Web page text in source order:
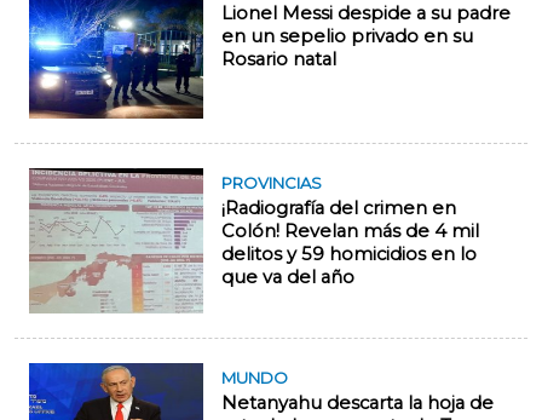
Lionel Messi despide a su padre
en un sepelio privado en su
Rosario natal
PROVINCIAS
¡Radiografía del crimen en
Colón! Revelan más de 4 mil
delitos y 59 homicidios en lo
que va del año
MUNDO
Netanyahu descarta la hoja de